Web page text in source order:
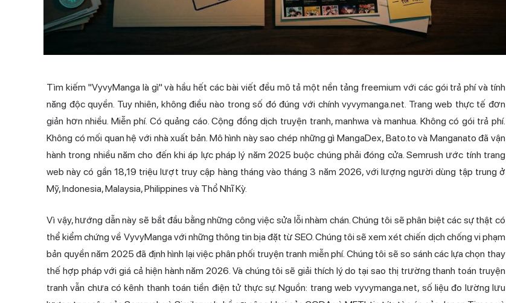
Tìm kiếm "VyvyManga là gì" và hầu hết các bài viết đều mô tả một nền tảng freemium với các gói trả phí và tính
năng độc quyền. Tuy nhiên, không điều nào trong số đó đúng với chính vyvymanga.net. Trang web thực tế đơn
giản hơn nhiều. Miễn phí. Có quảng cáo. Cộng đồng dịch truyện tranh, manhwa và manhua. Không có gói trả phí.
Không có mối quan hệ với nhà xuất bản. Mô hình này sao chép những gì MangaDex, Bato.to và Manganato đã vận
hành trong nhiều năm cho đến khi áp lực pháp lý năm 2025 buộc chúng phải đóng cửa. Semrush ước tính trang
web này có gần 18,19 triệu lượt truy cập hàng tháng vào tháng 3 năm 2026, với lượng người dùng tập trung ở
Mỹ, Indonesia, Malaysia, Philippines và Thổ Nhĩ Kỳ.
Vì vậy, hướng dẫn này sẽ bắt đầu bằng những công việc sửa lỗi nhàm chán. Chúng tôi sẽ phân biệt các sự thật có
thể kiểm chứng về VyvyManga với những thông tin bịa đặt từ SEO. Chúng tôi sẽ xem xét chiến dịch chống vi phạm
bản quyền năm 2025 đã định hình lại việc phân phối truyện tranh miễn phí. Chúng tôi sẽ so sánh các lựa chọn thay
thế hợp pháp với giá cả hiện hành năm 2026. Và chúng tôi sẽ giải thích lý do tại sao thị trường thanh toán truyện
tranh vẫn chưa có kênh thanh toán tiền điện tử thực sự. Nguồn: trang web vyvymanga.net, số liệu đo lường lưu